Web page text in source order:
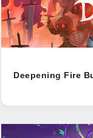
Deepening Fire